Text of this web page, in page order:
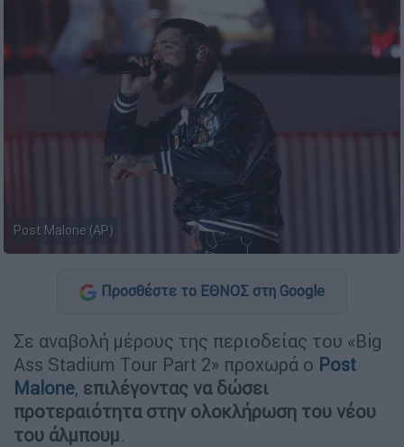
Post Malone (AP)
Προσθέστε το ΕΘΝΟΣ στη Google
Σε αναβολή μέρους της περιοδείας του «Big
Ass Stadium Tour Part 2» προχωρά ο Post
Malone, επιλέγοντας να δώσει
προτεραιότητα στην ολοκλήρωση του νέου
του άλμπουμ.